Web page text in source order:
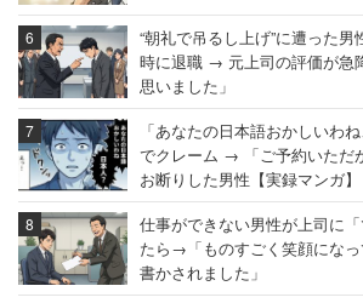
“朝礼で吊るし上げ”に遭った
時に退職 → 元上司の評価が急
思いました」
「あなたの日本語おかしいわ
でクレーム → 「ご予約いただ
お断りした男性【実録マンガ】
仕事ができない男性が上司に
たら→「ものすごく笑顔にな
書かされました」